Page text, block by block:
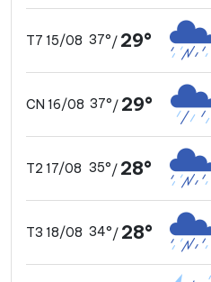
T7 15/08 37°/ 29°
CN 16/08 37°/ 29°
T2 17/08 35°/ 28°
T3 18/08 34°/ 28°